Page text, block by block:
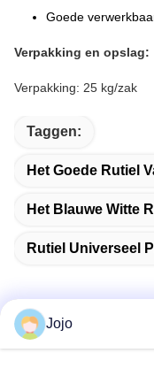
Goede
Verpakking en opslag:
Verpakking: 25 kg/zak
Taggen:
Het Goede Rutiel
Het Blauwe Witte
Rutiel Universeel
Jojo